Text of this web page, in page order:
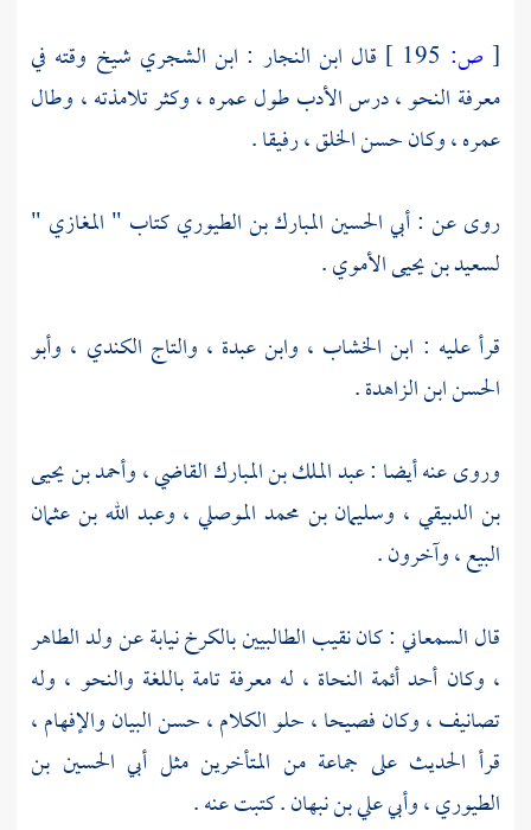
[ ص: قال ابن النجار : ابن الشجري شيخ وقته في
معرفة النحو ، درس الأدب طول عمره ، وكثر تلامذته ، وطال
عمره ، وكان حسن الخلق ، رفيقا .
روى عن :أبي الحسين المبارك بن الطيوريكتاب " المغازي "
لسعيد بن يحيى الأموي.
قرأ عليه : ابن الخشاب ، وابن عبدة ، والتاج الكندي ، وأبو
الحسن ابن الزاهدة.
وروى عنه أيضا :عبد الملك بن المبارك القاضي، وأحمد بن يحيى
بن الدبيقي ، وسليمان بن محمد الموصلي ، وعبد الله بن عثمان
البيع، وآخرون .
قالالسمعاني: كان نقيب الطالبيينبالكرخنيابة عن ولد الطاهر
، وكان أحد أئمة النحاة ، له معرفة تامة باللغة والنحو ، وله
تصانيف ، وكان فصيحا ، حلو الكلام ، حسن البيان والإفهام ،
قرأ الحديث على جماعة من المتأخرين مثل أبي الحسين بن
الطيوري،وأبي علي بن نبهان. كتبت عنه .